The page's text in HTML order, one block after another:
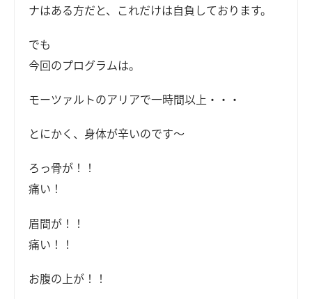
ナはある方だと、これだけは自負しております。
でも
今回のプログラムは。
モーツァルトのアリアで一時間以上・・・
とにかく、身体が辛いのです～
ろっ骨が！！
痛い！
眉間が！！
痛い！！
お腹の上が！！